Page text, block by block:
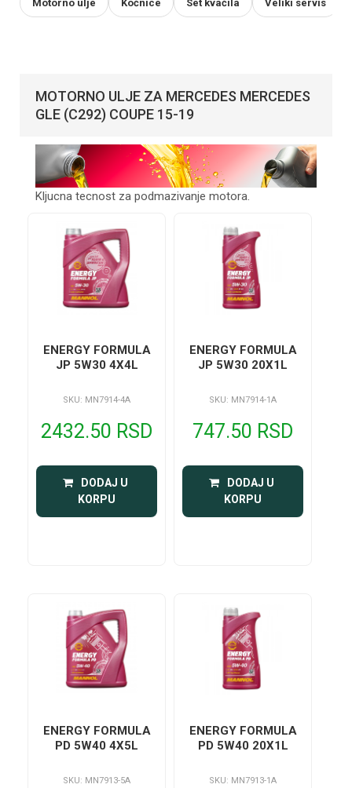
Motorno ulje Kočnice Set kvačila Veliki servis
MOTORNO ULJE ZA MERCEDES MERCEDES
GLE (C292) COUPE 15-19
Kljucna tecnost za podmazivanje motora.
ENERGY FORMULA
JP 5W30 4X4L
SKU: MN7914-4A
2432.50 RSD
DODAJ U
KORPU
ENERGY FORMULA
JP 5W30 20X1L
SKU: MN7914-1A
747.50 RSD
DODAJ U
KORPU
ENERGY FORMULA
PD 5W40 4X5L
SKU: MN7913-5A
ENERGY FORMULA
PD 5W40 20X1L
SKU: MN7913-1A